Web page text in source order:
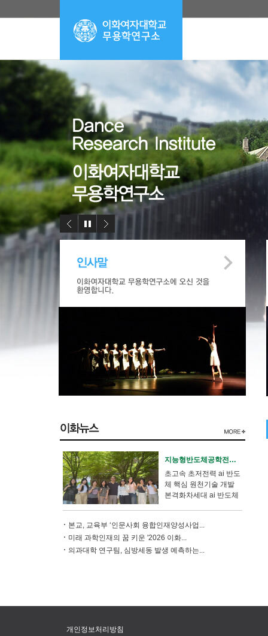
지능형반도체공학전공 조성재 교수, 202...
초고속 초저전력 ai 반도
체 핵심 원천기술 개발
본격화차세대 ai 반도체
본교, 교육부 ‘인문사회 융합인재양성사업...
미래 과학인재의 꿈 키운 '2026 이화...
의과대학 연구팀, 심방세동 발생 예측하는...
개인정보처리방침